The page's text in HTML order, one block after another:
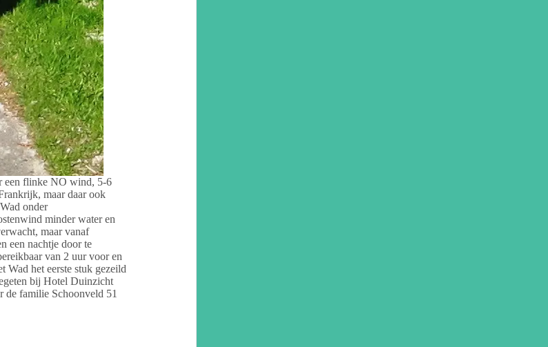
een flinke NO wind, 5-6
maar daar ook
onder
minder water en
maar vanaf
een nachtje door te
van 2 uur voor en
Wad het eerste stuk gezeild
bij Hotel Duinzicht
de familie Schoonveld 51